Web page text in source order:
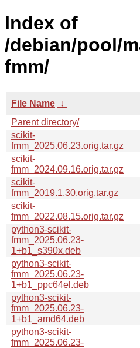
Index of
/debian/pool/
fmm/
File Name ↓
Parent directory/
scikit-
fmm_2025.06.23.orig.tar.gz
scikit-
fmm_2024.09.16.orig.tar.gz
scikit-
fmm_2019.1.30.orig.tar.gz
scikit-
fmm_2022.08.15.orig.tar.gz
python3-scikit-
fmm_2025.06.23-
1+b1_s390x.deb
python3-scikit-
fmm_2025.06.23-
1+b1_ppc64el.deb
python3-scikit-
fmm_2025.06.23-
1+b1_amd64.deb
python3-scikit-
fmm_2025.06.23-